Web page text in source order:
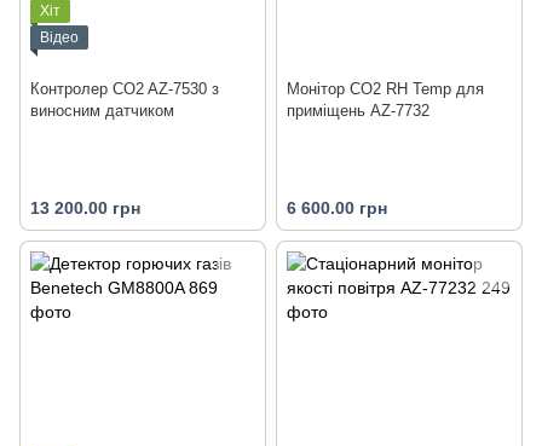
Хіт
Відео
Контролер CO2 AZ-7530 з
виносним датчиком
13 200.00 грн
Монітор CO2 RH Temp для
приміщень AZ-7732
6 600.00 грн